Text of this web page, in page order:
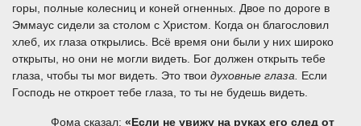
горы, полные колесниц и коней огненных. Двое по дороге в
Эммаус сидели за столом с Христом. Когда он благословил
хлеб, их глаза открылись. Всё время они были у них широко
открыты, но они не могли видеть. Бог должен открыть тебе
глаза, чтобы ты мог видеть. Это твои духовные глаза.
Если
Господь не откроет тебе глаза, то ты не будешь видеть.
Фома сказал: «Если не увижу на руках его след от